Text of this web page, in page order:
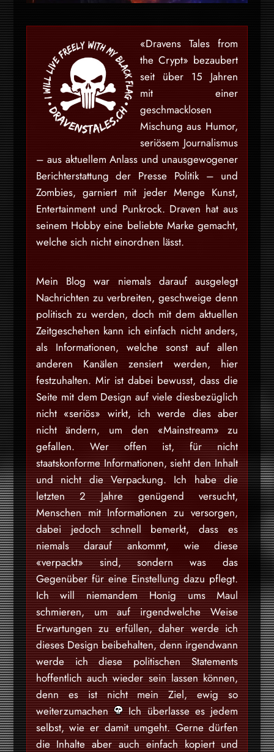
«Dravens Tales from
the Crypt» bezaubert
seit über 15 Jahren
mit einer
geschmacklosen
Mischung aus Humor,
seriösem Journalismus
– aus aktuellem Anlass und unausgewogener
Berichterstattung der Presse Politik – und
Zombies, garniert mit jeder Menge Kunst,
Entertainment und Punkrock. Draven hat aus
seinem Hobby eine beliebte Marke gemacht,
welche sich nicht einordnen lässt.
Mein Blog war niemals darauf ausgelegt
Nachrichten zu verbreiten, geschweige denn
politisch zu werden, doch mit dem aktuellen
Zeitgeschehen kann ich einfach nicht anders,
als Informationen, welche sonst auf allen
anderen Kanälen zensiert werden, hier
festzuhalten. Mir ist dabei bewusst, dass die
Seite mit dem Design auf viele diesbezüglich
nicht «seriös» wirkt, ich werde dies aber
nicht ändern, um den «Mainstream» zu
gefallen. Wer offen ist, für nicht
staatskonforme Informationen, sieht den Inhalt
und nicht die Verpackung. Ich habe die
letzten 2 Jahre genügend versucht,
Menschen mit Informationen zu versorgen,
dabei jedoch schnell bemerkt, dass es
niemals darauf ankommt, wie diese
«verpackt» sind, sondern was das
Gegenüber für eine Einstellung dazu pflegt.
Ich will niemandem Honig ums Maul
schmieren, um auf irgendwelche Weise
Erwartungen zu erfüllen, daher werde ich
dieses Design beibehalten, denn irgendwann
werde ich diese politischen Statements
hoffentlich auch wieder sein lassen können,
denn es ist nicht mein Ziel, ewig so
weiterzumachen
Ich überlasse es jedem
selbst, wie er damit umgeht. Gerne dürfen
die Inhalte aber auch einfach kopiert und